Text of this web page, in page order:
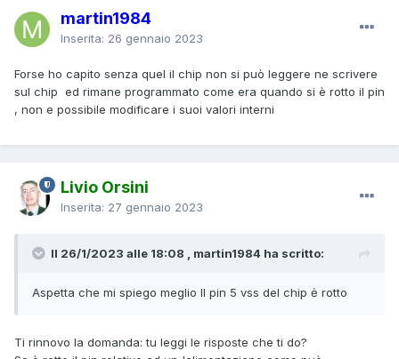
martin1984
Inserita: 26 gennaio 2023
Forse ho capito senza quel il chip non si può leggere ne scrivere
sul chip ed rimane programmato come era quando si è rotto il pin
, non e possibile modificare i suoi valori interni
Livio Orsini
Inserita: 27 gennaio 2023
Il 26/1/2023 alle 18:08 , martin1984 ha scritto:
Aspetta che mi spiego meglio Il pin 5 vss del chip ė rotto
Ti rinnovo la domanda: tu leggi le risposte che ti do?